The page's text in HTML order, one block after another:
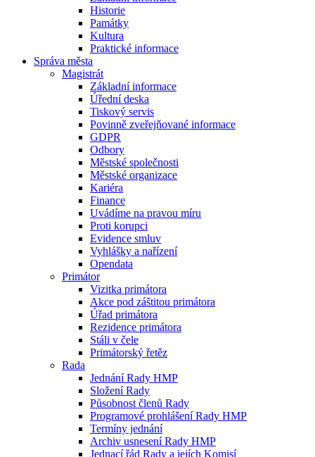
Historie
Památky
Kultura
Praktické informace
Správa města
Magistrát
Základní informace
Úřední deska
Tiskový servis
Povinně zveřejňované informace
GDPR
Odbory
Městské společnosti
Městské organizace
Kariéra
Finance
Uvádíme na pravou míru
Proti korupci
Evidence smluv
Vyhlášky a nařízení
Opendata
Primátor
Vizitka primátora
Akce pod záštitou primátora
Úřad primátora
Rezidence primátora
Stáli v čele
Primátorský řetěz
Rada
Jednání Rady HMP
Složení Rady
Působnost členů Rady
Programové prohlášení Rady HMP
Termíny jednání
Archiv usnesení Rady HMP
Jednací řád Rady a jejích Komisí